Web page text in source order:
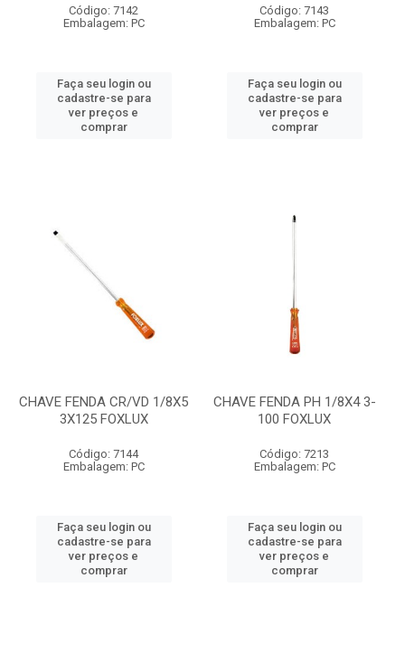
Código: 7142
Embalagem: PC
Faça seu login ou
cadastre-se para
ver preços e
comprar
Código: 7143
Embalagem: PC
Faça seu login ou
cadastre-se para
ver preços e
comprar
CHAVE FENDA CR/VD 1/8X5
3X125 FOXLUX
Código: 7144
Embalagem: PC
Faça seu login ou
cadastre-se para
ver preços e
comprar
CHAVE FENDA PH 1/8X4 3-
100 FOXLUX
Código: 7213
Embalagem: PC
Faça seu login ou
cadastre-se para
ver preços e
comprar